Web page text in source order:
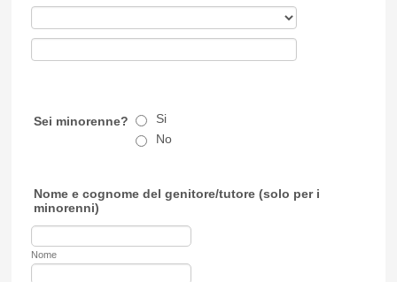
Sei minorenne?
Si
No
Nome e cognome del genitore/tutore (solo per i
minorenni)
Nome